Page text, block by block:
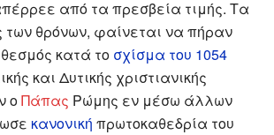
από τα πρεσβεία τιμής. Τα
των θρόνων, φαίνεται να πήραν
κατά το σχίσμα του 1054
και Δυτικής χριστιανικής
οΠάπας Ρώμης εν μέσω άλλων
κανονική πρωτοκαθεδρία του